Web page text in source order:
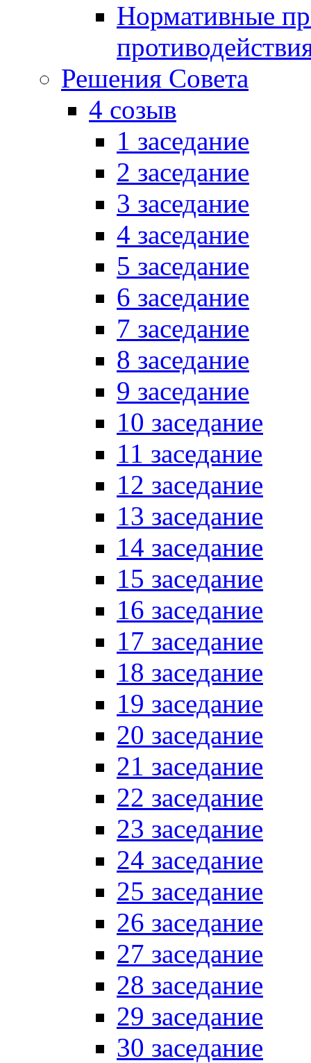
Нормативные
Решения Совета
4 созыв
1 заседание
2 заседание
3 заседание
4 заседание
5 заседание
6 заседание
7 заседание
8 заседание
9 заседание
10 заседание
11 заседание
12 заседание
13 заседание
14 заседание
15 заседание
16 заседание
17 заседание
18 заседание
19 заседание
20 заседание
21 заседание
22 заседание
23 заседание
24 заседание
25 заседание
26 заседание
27 заседание
28 заседание
29 заседание
30 заседание